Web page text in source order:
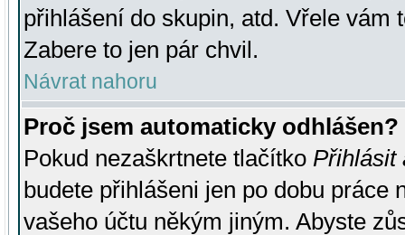
přihlášení do skupin, atd. Vřele vám
Zabere to jen pár chvil.
Návrat nahoru
Proč jsem automaticky odhlášen?
Pokud nezaškrtnete tlačítko Přihlásit
budete přihlášeni jen po dobu práce
vašeho účtu někým jiným. Abyste